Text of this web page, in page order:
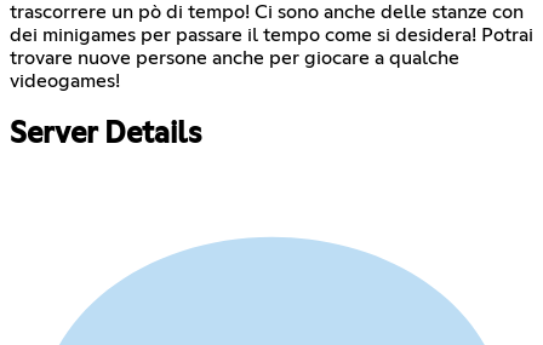
trascorrere un pò di tempo! Ci sono anche delle stanze con
dei minigames per passare il tempo come si desidera! Potrai
trovare nuove persone anche per giocare a qualche
videogames!
Server Details